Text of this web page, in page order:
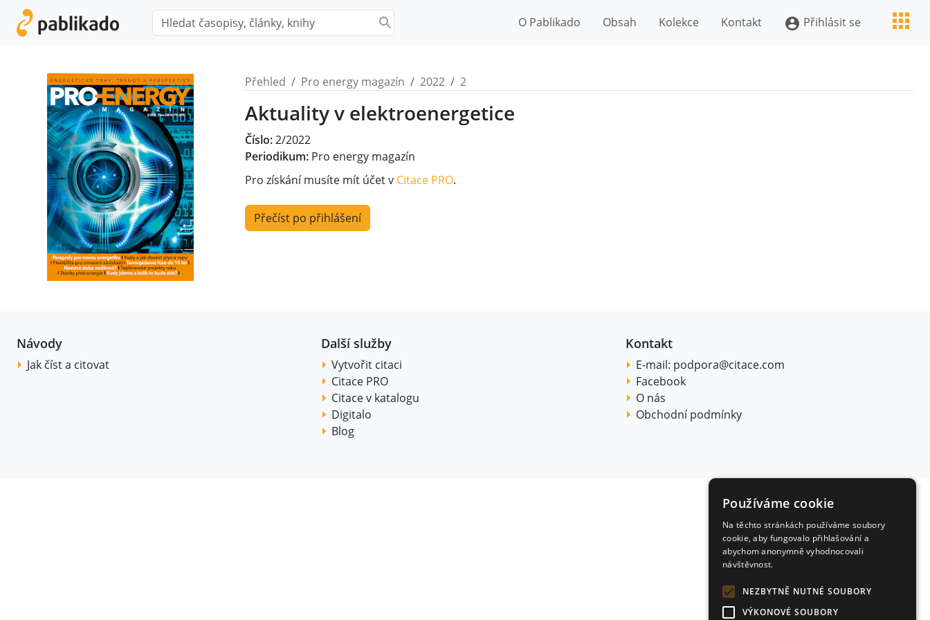
O Pablikado Obsah Kolekce Kontakt account_circle Přihlásit se
Přehled Pro energy magazín 2022 2
Aktuality v elektroenergetice
Číslo:2/2022
Periodikum: Pro energy magazín
Pro získání musíte mít účet v Citace PRO.
Přečíst po přihlášení
Návody
Jak číst a citovat
Další služby
Vytvořit citaci
Citace PRO
Citace v katalogu
Digitalo
Blog
Kontakt
E-mail: podpora@citace.com
Facebook
O nás
Obchodní podmínky
Používáme cookie
Na těchto stránkách používáme soubory
cookie, aby fungovalo přihlašování a
abychom anonymně vyhodnocovali
návštěvnost.
NEZBYTNĚ NUTNÉ SOUBORY
VÝKONOVÉ SOUBORY